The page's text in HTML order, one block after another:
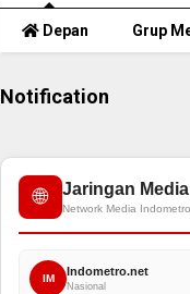
Depan Grup
Notification
🌐 Jaringan
Network Media
IM
Indometro.net
Nasional